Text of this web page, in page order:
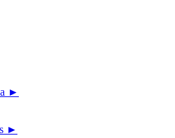
►
►